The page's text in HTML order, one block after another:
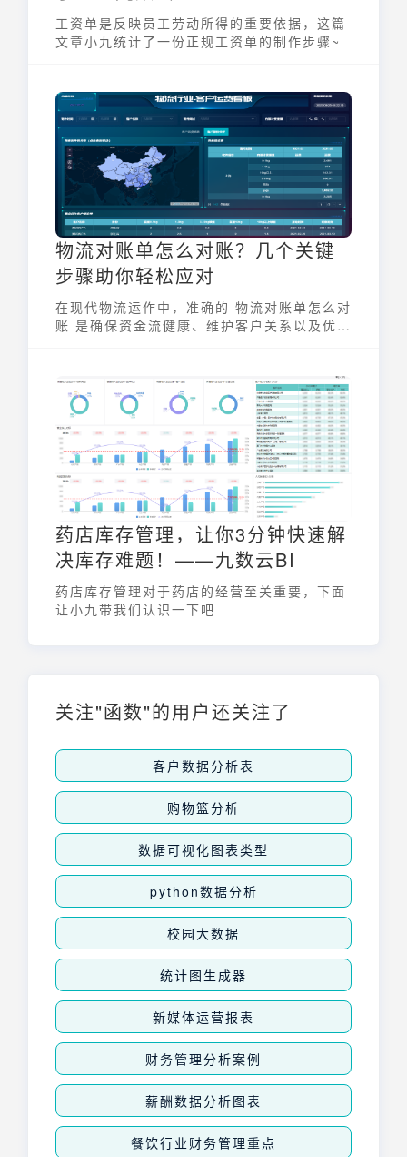
工资单是反映员工劳动所得的重要依据，这篇
文章小九统计了一份正规工资单的制作步骤~
物流对账单怎么对账？几个关键
步骤助你轻松应对
在现代物流运作中，准确的 物流对账单怎么对
账 是确保资金流健康、维护客户关系以及优化
物流数据，如何高效、准确地进行对账，是每
个物流企业都需要认真面对的问题。本文将详
细介绍 物流对账单怎么对账 的关键步骤，帮
助企业轻松应对。
药店库存管理，让你3分钟快速解
决库存难题！——九数云BI
药店库存管理对于药店的经营至关重要，下面
让小九带我们认识一下吧
关注"函数"的用户还关注了
客户数据分析表
购物篮分析
数据可视化图表类型
python数据分析
校园大数据
统计图生成器
新媒体运营报表
财务管理分析案例
薪酬数据分析图表
餐饮行业财务管理重点